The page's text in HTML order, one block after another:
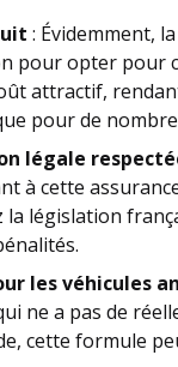
: Évidemment,
pour opter pour
attractif,
pour de
légale
à cette
la législation
les véhicules
ne a pas de
cette formule